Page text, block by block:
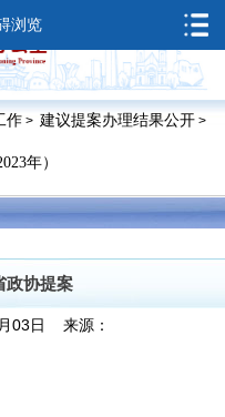
浏览
作 > 建议提案办理结果公开 >
年）
政协提案
03日 来源：